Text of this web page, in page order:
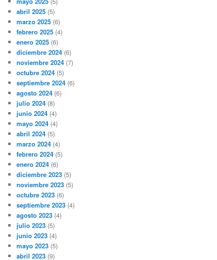
abril 2025 (5)
marzo 2025 (6)
febrero 2025 (4)
enero 2025 (6)
diciembre 2024 (6)
noviembre 2024 (7)
octubre 2024 (5)
septiembre 2024 (6)
agosto 2024 (6)
julio 2024 (8)
junio 2024 (4)
mayo 2024 (4)
abril 2024 (5)
marzo 2024 (4)
febrero 2024 (5)
enero 2024 (6)
diciembre 2023 (5)
noviembre 2023 (5)
octubre 2023 (6)
septiembre 2023 (4)
agosto 2023 (4)
julio 2023 (5)
junio 2023 (4)
mayo 2023 (5)
abril 2023 (9)